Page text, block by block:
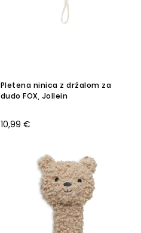
Pletena ninica z držalom za
dudo FOX, Jollein
10,99 €